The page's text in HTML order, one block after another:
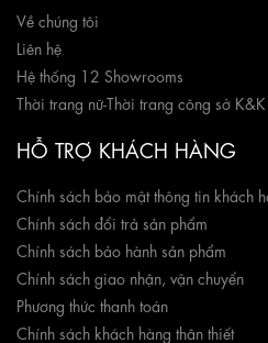
Về chúng tôi
Liên hệ
Hệ thống 12 Showrooms
Thời trang nữ-Thời trang công sở
HỖ TRỢ KHÁCH HÀNG
Chính sách bảo mật thông tin khách
Chính sách đổi trả sản phẩm
Chính sách bảo hành sản phẩm
Chính sách giao nhận, vận chuyển
Phương thức thanh toán
Chính sách khách hàng thân thiết